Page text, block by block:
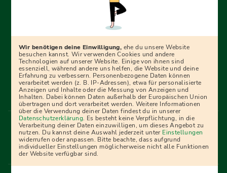
Erfolgreich bewerben mit Ausbildungspark: Wir
begleiten dich Schritt für Schritt bei deinem Start in den
Ratgebern und Prüfungspaketen, interaktiven
Videokursen und vielem mehr. Für alle, die was werden
wollen!
Menü Fußleiste
Impressum Bildquellen Presse
Mediadaten
Partner
AGB Datenschutz
Widerrufsbelehrung
Bestellung
Affiliate Partner Cookies
Wir benötigen deine Einwilligung, ehe du unsere Website
besuchen kannst. Wir verwenden Cookies und andere
Technologien auf unserer Website. Einige von ihnen sind
essenziell, während andere uns helfen, die Website und deine
Erfahrung zu verbessern. Personenbezogene Daten können
verarbeitet werden (z. B. IP-Adressen), etwa für personalisierte
Anzeigen und Inhalte oder die Messung von Anzeigen und
Inhalten. Dabei können Daten außerhalb der Europäischen Union
übertragen und dort verarbeitet werden. Weitere Informationen
über die Verwendung deiner Daten findest du in unserer
Datenschutzerklärung. Es besteht keine Verpflichtung, in die
Verarbeitung deiner Daten einzuwilligen, um dieses Angebot zu
nutzen. Du kannst deine Auswahl jederzeit unter Einstellungen
widerrufen oder anpassen. Bitte beachte, dass aufgrund
individueller Einstellungen möglicherweise nicht alle Funktionen
der Website verfügbar sind.